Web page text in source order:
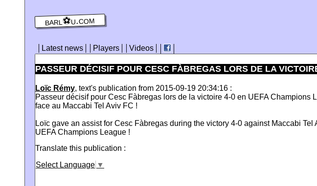
barl⚽️u.com
Latest news Players Videos
PASSEUR DÉCISIF POUR CESC FÀBREGAS LORS DE LA
Loïc Rémy, text's publication from 2015-09-19 20:34:16 :
Passeur décisif pour Cesc Fàbregas lors de la victoire 4-0 en UEFA Champions
face au Maccabi Tel Aviv FC !
Loïc gave an assist for Cesc Fàbregas during the victory 4-0 against Maccabi Tel
UEFA Champions League !
Translate this publication :
Select Language ▼